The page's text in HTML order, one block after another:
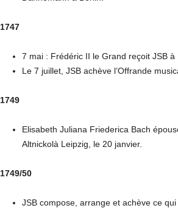
1747
7 mai : Frédéric II le Grand reçoit JSB à
Le 7 juillet, JSB achève l’Offrande
1749
Elisabeth Juliana Friederica Bach
Altnickolà Leipzig, le 20 janvier.
1749/50
JSB compose, arrange et achève ce